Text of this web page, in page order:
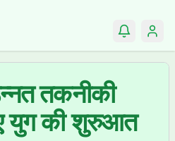
तकनीकी
युग की शुरुआत